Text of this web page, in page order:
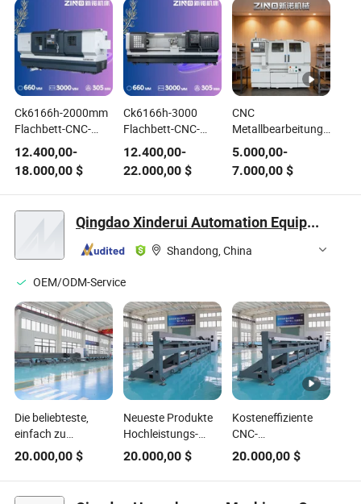
Ck6166h-2000mm
Flachbett-CNC-
Drehmaschine für
die
Metallbearbeitung
mit GSK
12.400,00-
18.000,00 $
Ck6166h-3000
Flachbett-CNC-
Drehmaschine für
die
Metallbearbeitung
mit Fanuc
12.400,00-
22.000,00$
CNC
CNC Drehmaschine
Ck6132
5.000,00-
7.000,00$
Qingdao Xinderui Automation Equipment Co., Ltd.
Shandong, China
OEM/ODM-Service
Die beliebteste,
einfach zu
bedienende Metall-
Zero-Rest-Laser-
Rohrschneidemaschine
bietet
20.000,00 $
Neueste Produkte
Hochleistungs-
Metallfaser-Laser-
Rohrschneidemaschine
mit null
Rückständen für
20.000,00$
Kosteneffiziente
CNC-
Laserschneidemaschine
Schneidemaschine
Laserschneidemaschine
20.000,00$